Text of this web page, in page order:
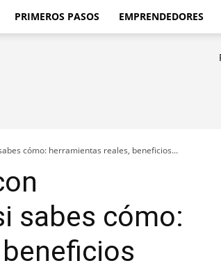
PRIMEROS PASOS EMPRENDEDORES
cómo: herramientas reales, beneficios...
sabes cómo: